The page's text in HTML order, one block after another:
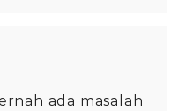
ada masalah